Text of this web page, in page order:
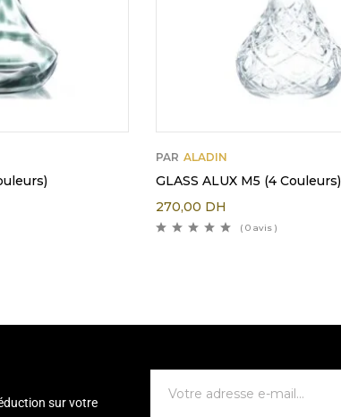
PAR ALADIN
GLASS ALUX M5 (4 Couleurs)
270,00 DH
( 0 avis )
sur votre